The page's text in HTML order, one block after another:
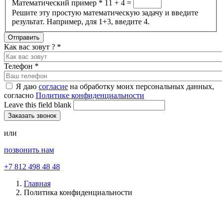
Математический пример * 11 + 4 =
Решите эту простую математическую задачу и введите
результат. Например, для 1+3, введите 4.
Как вас зовут ? *
Телефон *
Я даю согласие на обработку моих персональных данных,
согласно Политике конфиденциальности
Leave this field blank
или
позвонить нам
+7 812 498 48 48
Главная
Политика конфиденциальности